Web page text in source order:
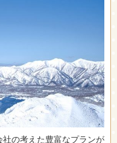
の考えた豊富なプランが